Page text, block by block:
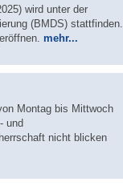
wird unter der
(BMDS) stattfinden.
mehr...
Montag bis Mittwoch
und
nicht blicken